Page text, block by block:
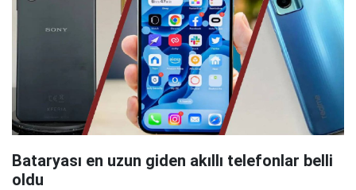
Bataryası en uzun giden akıllı telefonlar belli
oldu